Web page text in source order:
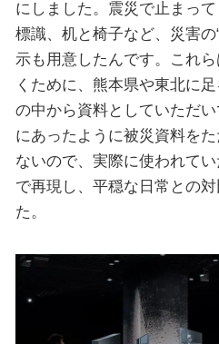
にしました。震災で止まっ
標識、机と椅子など、災害
示も用意したんです。これ
くために、熊本県や東北に
の中から資料としていただ
にあったように被災資料を
ないので、実際に使われて
で再現し、平穏な日常との
た。